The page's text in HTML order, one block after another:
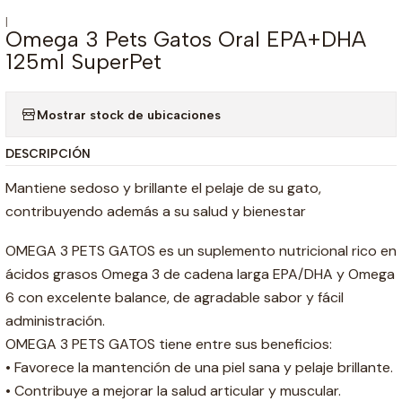
|
Omega 3 Pets Gatos Oral EPA+DHA
125ml SuperPet
Mostrar stock de ubicaciones
DESCRIPCIÓN
Mantiene sedoso y brillante el pelaje de su gato,
contribuyendo además a su salud y bienestar
OMEGA 3 PETS GATOS es un suplemento nutricional rico en
ácidos grasos Omega 3 de cadena larga EPA/DHA y Omega
6 con excelente balance, de agradable sabor y fácil
administración.
OMEGA 3 PETS GATOS tiene entre sus beneficios:
• Favorece la mantención de una piel sana y pelaje brillante.
• Contribuye a mejorar la salud articular y muscular.